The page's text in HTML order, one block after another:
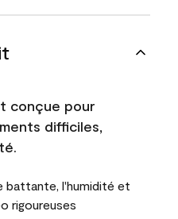
conçue pour
difficiles,
battante, l'humidité et
rigoureuses